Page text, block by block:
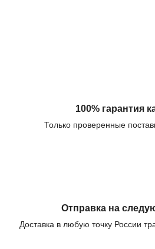
100% гарантия
Только проверенные
Отправка на
Доставка в любую точку России